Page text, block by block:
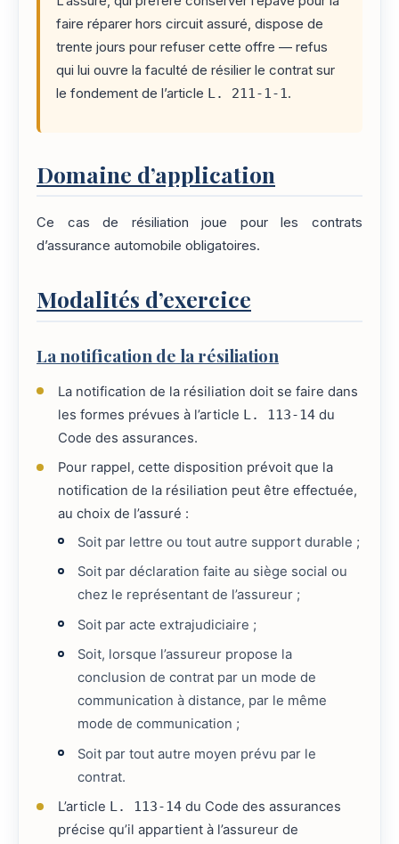
faire réparer hors circuit assuré, dispose de
trente jours pour refuser cette offre — refus
qui lui ouvre la faculté de résilier le contrat sur
le fondement de l’article L. 211-1-1.
Domaine d’application
Ce cas de résiliation joue pour les contrats
d’assurance automobile obligatoires.
Modalités d’exercice
La notification de la résiliation
La notification de la résiliation doit se faire dans
les formes prévues à l’article L. 113-14du
Code des assurances.
Pour rappel, cette disposition prévoit que la
notification de la résiliation peut être effectuée,
au choix de l’assuré :
Soit par lettre ou tout autre support durable ;
Soit par déclaration faite au siège social ou
chez le représentant de l’assureur ;
Soit par acte extrajudiciaire ;
Soit, lorsque l’assureur propose la
conclusion de contrat par un mode de
communication à distance, par le même
mode de communication ;
Soit par tout autre moyen prévu par le
contrat.
L’article L. 113-14du Code des assurances
précise qu’il appartient à l’assureur de